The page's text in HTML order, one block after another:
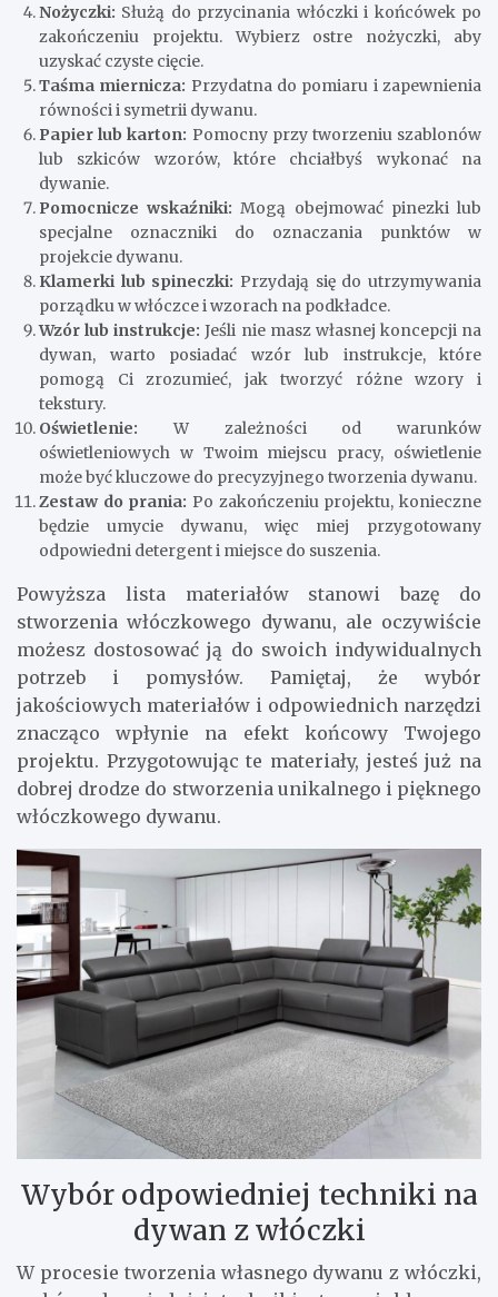
Nożyczki: Służą do przycinania włóczki i końcówek po
zakończeniu projektu. Wybierz ostre nożyczki, aby
uzyskać czyste cięcie.
Taśma miernicza: Przydatna do pomiaru i zapewnienia
równości i symetrii dywanu.
Papier lub karton: Pomocny przy tworzeniu szablonów
lub szkiców wzorów, które chciałbyś wykonać na
dywanie.
Pomocnicze wskaźniki: Mogą obejmować pinezki lub
specjalne oznaczniki do oznaczania punktów w
projekcie dywanu.
Klamerki lub spineczki: Przydają się do utrzymywania
porządku w włóczce i wzorach na podkładce.
Wzór lub instrukcje: Jeśli nie masz własnej koncepcji na
dywan, warto posiadać wzór lub instrukcje, które
pomogą Ci zrozumieć, jak tworzyć różne wzory i
tekstury.
Oświetlenie: W zależności od warunków
oświetleniowych w Twoim miejscu pracy, oświetlenie
może być kluczowe do precyzyjnego tworzenia dywanu.
Zestaw do prania: Po zakończeniu projektu, konieczne
będzie umycie dywanu, więc miej przygotowany
odpowiedni detergent i miejsce do suszenia.
Powyższa lista materiałów stanowi bazę do
stworzenia włóczkowego dywanu, ale oczywiście
możesz dostosować ją do swoich indywidualnych
potrzeb i pomysłów. Pamiętaj, że wybór
jakościowych materiałów i odpowiednich narzędzi
znacząco wpłynie na efekt końcowy Twojego
projektu. Przygotowując te materiały, jesteś już na
dobrej drodze do stworzenia unikalnego i pięknego
włóczkowego dywanu.
Wybór odpowiedniej techniki na
dywan z włóczki
W procesie tworzenia własnego dywanu z włóczki,